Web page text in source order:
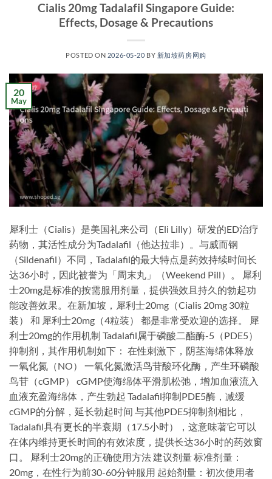
Cialis 20mg Tadalafil Singapore Guide:
Effects, Dosage & Precautions
POSTED ON 2026-05-20 BY 新加坡药房网购
20
May
犀利士（Cialis）是美国礼来公司（Eli Lilly）研发的ED治疗
药物，其活性成分为Tadalafil（他达拉非）。与威而钢
（Sildenafil）不同，Tadalafil的最大特点是药效持续时间长
达36小时，因此被誉为「周末丸」（Weekend Pill）。 犀利
士20mg是标准的按需服用剂量，提供强效且持久的勃起功
能改善效果。在新加坡，犀利士20mg（Cialis 20mg 30粒
装） 和 犀利士20mg（4粒装） 都是非常受欢迎的选择。 犀
利士20mg的作用机制 Tadalafil属于磷酸二酯酶-5（PDE5）
抑制剂，其作用机制如下： 在性刺激下，阴茎海绵体释放
一氧化氮（NO） 一氧化氮激活鸟苷酸环化酶，产生环磷酸
鸟苷（cGMP） cGMP使海绵体平滑肌松弛，增加血液流入
血液充盈海绵体，产生勃起 Tadalafil抑制PDE5酶，减缓
cGMP的分解，延长勃起时间 与其他PDE5抑制剂相比，
Tadalafil具有更长的半衰期（17.5小时），这意味著它可以
在体内维持更长时间的有效浓度，提供长达36小时的药效窗
口。 犀利士20mg的正确使用方法 建议剂量 标准剂量：
20mg，在性行为前30-60分钟服用 起始剂量：初次使用者